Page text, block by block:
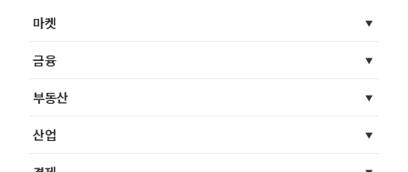
마켓
금융
부동산
산업